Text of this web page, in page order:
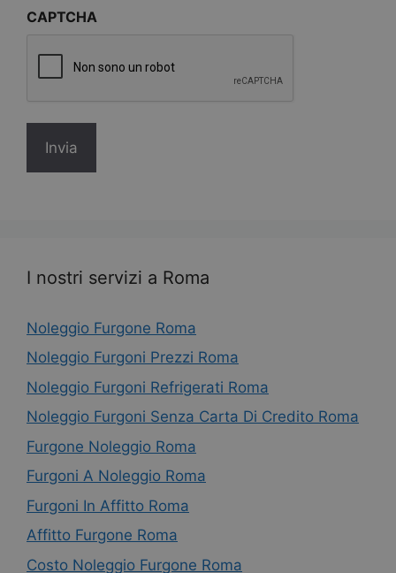
privacy
CAPTCHA
I nostri servizi a Roma
Noleggio Furgone Roma
Noleggio Furgoni Prezzi Roma
Noleggio Furgoni Refrigerati Roma
Noleggio Furgoni Senza Carta Di Credito Roma
Furgone Noleggio Roma
Furgoni A Noleggio Roma
Furgoni In Affitto Roma
Affitto Furgone Roma
Costo Noleggio Furgone Roma